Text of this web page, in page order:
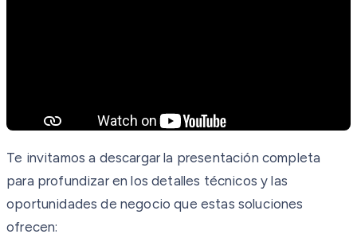
Te invitamos a descargar la presentación completa
para profundizar en los detalles técnicos y las
oportunidades de negocio que estas soluciones
ofrecen: